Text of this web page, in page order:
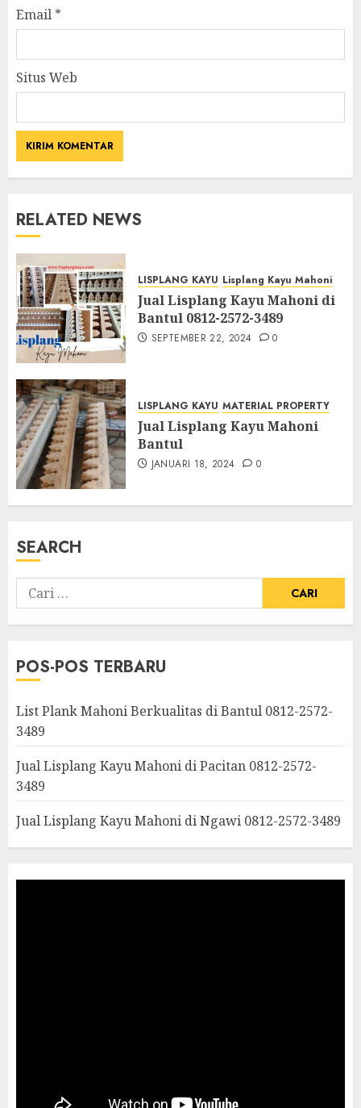
Email *
Situs Web
RELATED NEWS
LISPLANG KAYU Lisplang Kayu Mahoni
Jual Lisplang Kayu Mahoni di
Bantul 0812-2572-3489
SEPTEMBER 22, 2024 0
LISPLANG KAYU MATERIAL PROPERTY
Jual Lisplang Kayu Mahoni
Bantul
JANUARI 18, 2024 0
SEARCH
POS-POS TERBARU
List Plank Mahoni Berkualitas di Bantul 0812-2572-
3489
Jual Lisplang Kayu Mahoni di Pacitan 0812-2572-
3489
Jual Lisplang Kayu Mahoni di Ngawi 0812-2572-3489